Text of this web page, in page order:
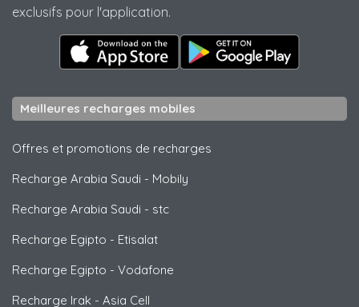
exclusifs pour l'application.
Meilleures recharges mobiles
Offres et promotions de recharges
Recharge Arabia Saudi - Mobily
Recharge Arabia Saudi - stc
Recharge Egipto - Etisalat
Recharge Egipto - Vodafone
Recharge Irak - Asia Cell